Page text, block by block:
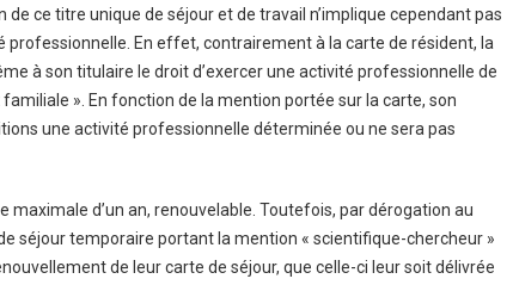
ce titre unique de séjour et de travail n’implique cependant pas
professionnelle. En effet, contrairement à la carte de résident, la
à son titulaire le droit d’exercer une activité professionnelle de
». En fonction de la mention portée sur la carte, son
une activité professionnelle déterminée ou ne sera pas
maximale d’un an, renouvelable. Toutefois, par dérogation au
séjour temporaire portant la mention « scientifique-chercheur »
de leur carte de séjour, que celle-ci leur soit délivrée